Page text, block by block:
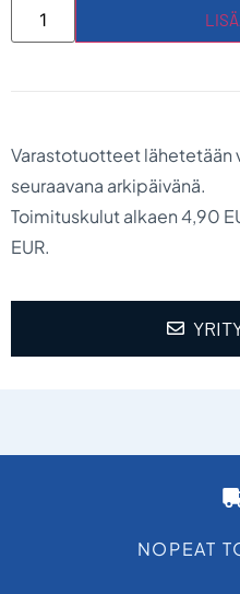
Varastotuotteet lähetetään
seuraavana arkipäivänä.
Toimituskulut alkaen 4,90
EUR.
NOPEAT